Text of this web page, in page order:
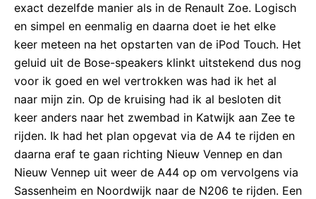
exact dezelfde manier als in de Renault Zoe. Logisch
en simpel en eenmalig en daarna doet ie het elke
keer meteen na het opstarten van de iPod Touch. Het
geluid uit de Bose-speakers klinkt uitstekend dus nog
voor ik goed en wel vertrokken was had ik het al
naar mijn zin. Op de kruising had ik al besloten dit
keer anders naar het zwembad in Katwijk aan Zee te
rijden. Ik had het plan opgevat via de A4 te rijden en
daarna eraf te gaan richting Nieuw Vennep en dan
Nieuw Vennep uit weer de A44 op om vervolgens via
Sassenheim en Noordwijk naar de N206 te rijden. Een